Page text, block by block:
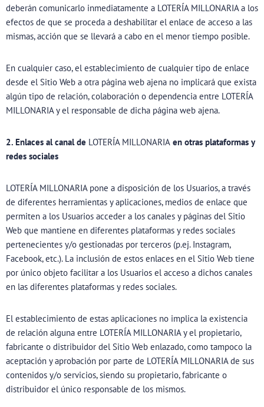
deberán comunicarlo inmediatamente a LOTERÍA MILLONARIA a los
efectos de que se proceda a deshabilitar el enlace de acceso a las
mismas, acción que se llevará a cabo en el menor tiempo posible.
En cualquier caso, el establecimiento de cualquier tipo de enlace
desde el Sitio Web a otra página web ajena no implicará que exista
algún tipo de relación, colaboración o dependencia entre LOTERÍA
MILLONARIA y el responsable de dicha página web ajena.
2. Enlaces al canal de LOTERÍA MILLONARIA en otras plataformas y
redes sociales
LOTERÍA MILLONARIA pone a disposición de los Usuarios, a través
de diferentes herramientas y aplicaciones, medios de enlace que
permiten a los Usuarios acceder a los canales y páginas del Sitio
Web que mantiene en diferentes plataformas y redes sociales
pertenecientes y/o gestionadas por terceros (p.ej. Instagram,
Facebook, etc.). La inclusión de estos enlaces en el Sitio Web tiene
por único objeto facilitar a los Usuarios el acceso a dichos canales
en las diferentes plataformas y redes sociales.
El establecimiento de estas aplicaciones no implica la existencia
de relación alguna entre LOTERÍA MILLONARIA y el propietario,
fabricante o distribuidor del Sitio Web enlazado, como tampoco la
aceptación y aprobación por parte de LOTERÍA MILLONARIA de sus
contenidos y/o servicios, siendo su propietario, fabricante o
distribuidor el único responsable de los mismos.